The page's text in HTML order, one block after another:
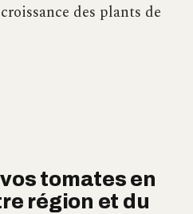
des plants de
tomates en
région et du